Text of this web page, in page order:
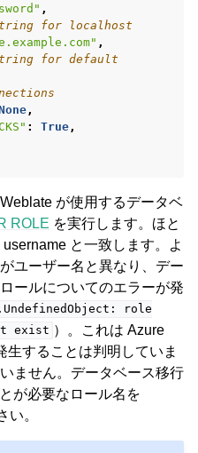
,
for localhost
,
for default
,
: True ,
が使用するデータベ
ROLE を実行します。ほと
と一致します。よ
ユーザー名と異なり、デー
ールについてのエラーが発
role
exist ）。これは Azure
生することは判明していま
ません。データベース移行
が必要なロール名を
い。